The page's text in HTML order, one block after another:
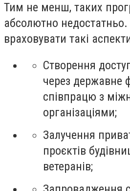
Тим не менш, таких
абсолютно недостатньо.
враховувати такі
Створення
через державне
співпрацю з
організаціями;
Залучення
проєктів
ветеранів;